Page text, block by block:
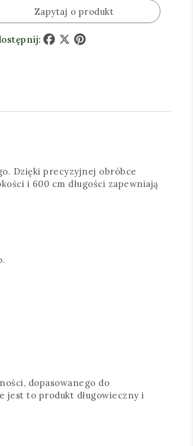
Zapytaj o produkt
Dzięki precyzyjnej obróbce
i 600 cm długości zapewniają
dopasowanego do
jest to produkt długowieczny i